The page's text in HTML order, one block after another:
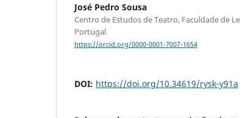
José Pedro Sousa
Centro de Estudos de Teatro, Faculdade de
Portugal
https://orcid.org/0000-0001-7007-1654
DOI: https://doi.org/10.34619/rysk-y91a